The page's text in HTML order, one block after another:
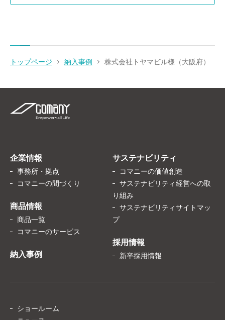
トップページ 納入事例 株式会社トヤマビル様（大阪府）
企業情報
事務所・拠点
コマニーの間づくり
商品情報
商品一覧
コマニーのサービス
納入事例
サステナビリティ
コマニーの価値創造
サステナビリティ経営への取
り組み
サステナビリティサイトマッ
プ
採用情報
新卒採用情報
ショールーム